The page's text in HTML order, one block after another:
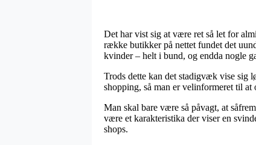
Det har vist sig at være ret så let for
række butikker på nettet fundet det
kvinder – helt i bund, og endda nogle
Trods dette kan det stadigvæk vise sig
shopping, så man er velinformeret til at
Man skal bare være så påvagt, at
være et karakteristika der viser en
shops.